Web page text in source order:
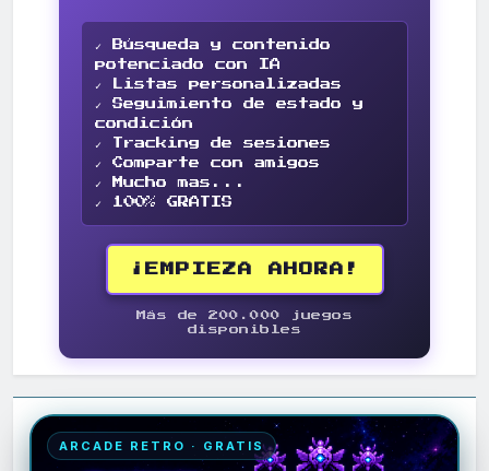
✓ Búsqueda y contenido
potenciado con IA
✓ Listas personalizadas
✓ Seguimiento de estado y
condición
✓ Tracking de sesiones
✓ Comparte con amigos
✓ Mucho mas...
✓ 100% GRATIS
¡EMPIEZA AHORA!
Más de 200.000 juegos
disponibles
ARCADE RETRO · GRATIS